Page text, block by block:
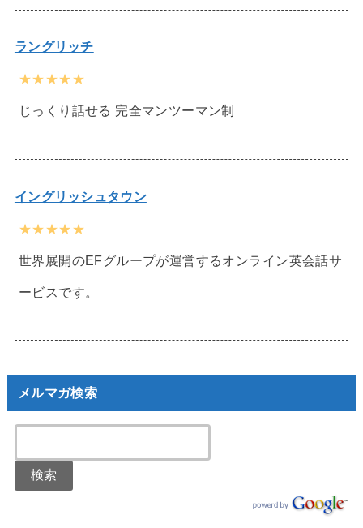
ラングリッチ
★★★★★
じっくり話せる 完全マンツーマン制
イングリッシュタウン
★★★★★
世界展開のEFグループが運営するオンライン英会話サ
ービスです。
メルマガ検索